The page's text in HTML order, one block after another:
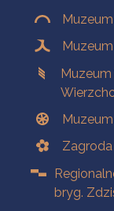
Zagroda
bryg.